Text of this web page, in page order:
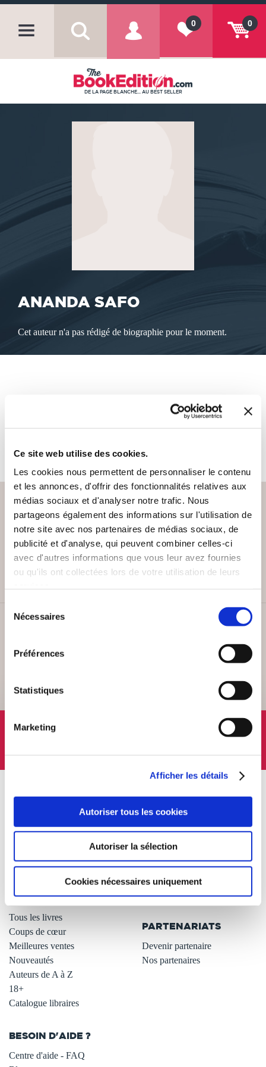
Ce site web utilise des cookies.
Les cookies nous permettent de personnaliser le contenu
et les annonces, d'offrir des fonctionnalités relatives aux
médias sociaux et d'analyser notre trafic. Nous
partageons également des informations sur l'utilisation de
notre site avec nos partenaires de médias sociaux, de
publicité et d'analyse, qui peuvent combiner celles-ci
avec d'autres informations que vous leur avez fournies
ou qu'ils ont collectées lors de votre utilisation de leurs
Nécessaires
Préférences
Statistiques
Marketing
Afficher les détails
Autoriser tous les cookies
Autoriser la sélection
Cookies nécessaires uniquement
0
0
DE LA PAGE BLANCHE... AU BEST SELLER
ANANDA SAFO
Cet auteur n'a pas rédigé de biographie pour le moment.
pour le moment.
PAIEMENT SÉCURISÉ
À PROPOS
L'auto-édition
Nos services aux auteurs
LIBRAIRIE
Tous les livres
Coups de cœur
Meilleures ventes
Nouveautés
Auteurs de A à Z
18+
Catalogue libraires
OFFRES
Remises quantités -42%
Avantages libraires -30%
Parrainage : partagez 5€
Programme de fidélité
.
PARTENARIATS
Devenir partenaire
Nos partenaires
BESOIN D'AIDE ?
Centre d'aide - FAQ